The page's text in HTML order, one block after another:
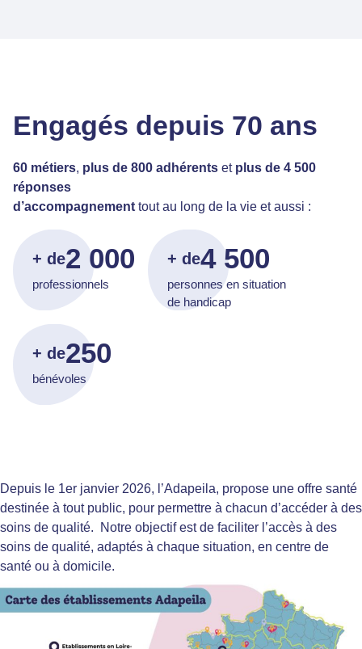
Engagés depuis 70 ans
60 métiers, plus de 800 adhérents et plus de 4 500
réponses
d’accompagnement tout au long de la vie et aussi :
+ de2 000
professionnels
+ de4 500
personnes en situation
de handicap
+ de250
bénévoles
Depuis le 1er janvier 2026, l’Adapeila, propose une offre santé
destinée à tout public, pour permettre à chacun d’accéder à des
soins de qualité. Notre objectif est de faciliter l’accès à des
soins de qualité, adaptés à chaque situation, en centre de
santé ou à domicile.